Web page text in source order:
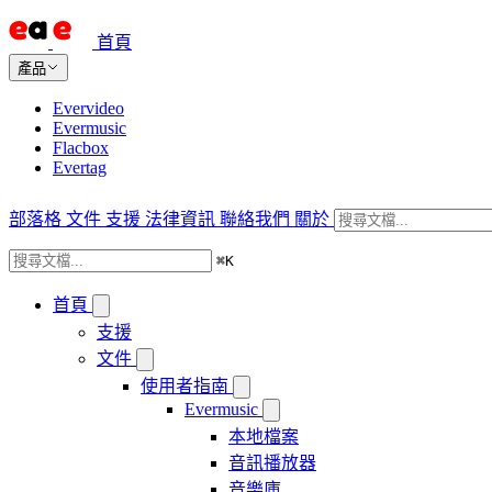
首頁
產品
Evervideo
Evermusic
Flacbox
Evertag
部落格 文件 支援 法律資訊 聯絡我們 關於
⌘K
首頁
支援
文件
使用者指南
Evermusic
本地檔案
音訊播放器